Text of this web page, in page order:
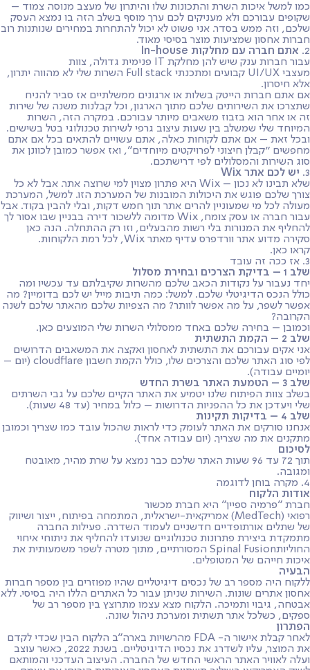
כמו למשל איכות השרת והתכונות שלו והיתרון של מעצב מנוסה צמוד –
שקופים עבורכם ולא מעניקים לכם ערך מוסף בשלב הזה בו נמצא העסק
שלכם, וזה ממש בסדר. אני פשוט לא יכול להתחרות במחירים שנותנות רוב
חברות אחסון שמציעות מוצר בסיסי מאוד.
2. אתם חברה עם מחלקות In-house
עבור חברות ענק שיש להן מחלקת IT פנימית גדולה, צוות
מעצבי UI/UX קבועים ומתכנתי Full stack השרות שלי לא מהווה יתרון,
אלא חיסרון.
אם אתם חברות הייטק בשלות או ארגונים ממשלתיים אז סביר להניח
שתצרכו את השירותים שלכם מתוך הארגון, וכל קבלנות משנה של שירות
זה או אחר הוא בזבוז משאבים מיותר עבורכם. במקרה הזה, השרות
המיוחד שלי שמשלב בין שעות עיצוב גרפי לשירות טכנולוגי בטל בשישים.
ובכל זאת – אם אתם לקוחות כאלה, אתם עשויים להתאים בכל אם אתם
מחפשים "קבלן חיצוני לפרויקטים מיוחדים״, ואז אפשר כמובן לכוונן את
סוג השירות והמסלולים לפי דרישתכם.
3. יש לכם אתר Wix
שלא תבינו לא נכון – Wix היא פתרון מצוין למי שרוצה אתר. אבל לא כל
צורך שלכם פוגש את היכולות המובנות של המערכת הזו. למשל, המערכת
מעולה לכל מי שמעוניין להרים אתר תוך חמש דקות, ובלי להבין בקוד. אבל
עבור חברה או עסק צומח, Wix מדומה ללשכור דירה בבניין שבו אסור לך
להחליף את המנורות בלי רשות מהבעלים, וזו רק ההתחלה. הנה כאן
סקירה מדוע אתר וורדפרס עדיף מאתר Wix, לכל רמת הלקוחות.
קראו כאן.
3. אז ככה זה עובד
שלב 1 – בדיקת הצרכים ובחירת מסלול
יחד נעבור על נקודות הכאב שלכם מהשרות שקיבלתם עד עכשיו ומה
כולל הנכס הדיגיטלי שלכם. למשל: כמה תיבות מייל יש לכם בדומיין? מה
אפשר לשפר, על מה אפשר לוותר? מה הצפיות שלכם מהאתר שלכם לשנה
הקרובה?
וכמובן – בחירה שלכם באחד ממסלולי השרות שלי המוצעים כאן.
שלב 2 – הקמת התשתית
אני אקים עבורכם את התשתית לאחסון ואקצה את המשאבים הדרושים
לפי סוג האתר שלכם והצרכים שלו, כולל הקמת חשבון cloudflare (יום –
יומיים עבודה).
שלב 3 – הטמעת האתר בשרת החדש
בשלב צוות הפיתוח שלנו יטמיע את האתר הקיים שלכם על גבי השרתים
שלי ויעדכן את כל ההפניות הדרושות – כלול במחיר (עד 48 שעות).
שלב 4 – בדיקות תקינות
אנחנו סורקים את האתר לעומק כדי לראות שהכול עובד כמו שצריך וכמובן
מתקנים את מה שצריך. (יום עבודה אחד).
לסיכום
תוך 72 עד 96 שעות האתר שלכם כבר נמצא על שרת מהיר, מאובטח
ומגובה.
4. מקרה בוחן לדוגמה
אודות הלקוח
חברת ״פרמיה ספיין״ היא חברת מכשור
רפואי (MedTech) אמריקאית-ישראלית, המתמחה בפיתוח, ייצור ושיווק
של שתלים אורתופדיים חדשניים לעמוד השדרה. פעילות החברה
מתמקדת ביצירת פתרונות טכנולוגיים שנועדו להחליף את ניתוחי איחוי
החוליותSpinal Fusion המסורתיים, מתוך מטרה לשפר משמעותית את
איכות חייהם של המטופלים.
הבעיה
ללקוח היה מספר רב של נכסים דיגיטליים שהיו מפוזרים בין מספר חברות
אחסון אתרים שונות. השירות שניתן עבור כל האתרים הללו היה בסיסי. ללא
אבטחה, גיבוי ותמיכה. הלקוח מצא עצמו מתרוצץ בין מספר רב של
ספקים, כשלכל אתר תשתית ומערכת ניהול שונה.
הפתרון
לאחר קבלת אישור ה- FDA מהרשויות בארה״ב הלקוח הבין שכדי לקדם
את המוצר, עליו לשדרג את נכסיו הדיגיטליים. בשנת 2022, כאשר עוצב
ועלה לאוויר האתר הראשי החדש של החברה. העיצוב העדכני והמותאם